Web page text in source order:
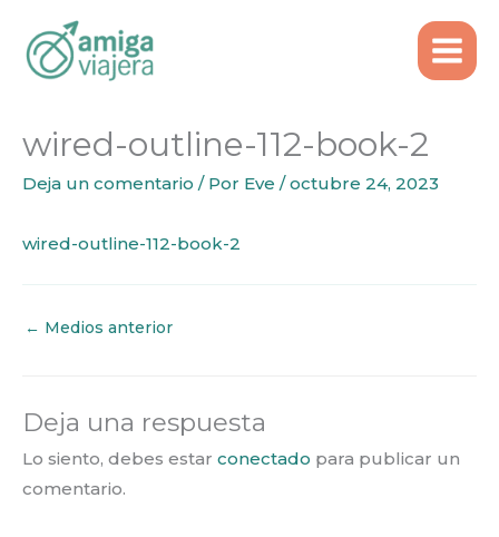
contenido
wired-outline-112-book-2
Deja un comentario / Por Eve /octubre 24, 2023
wired-outline-112-book-2
← Medios anterior
Deja una respuesta
Lo siento, debes estar conectado para publicar un
comentario.